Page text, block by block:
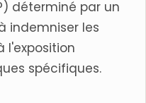
déterminé par un
indemniser les
l'exposition
spécifiques.